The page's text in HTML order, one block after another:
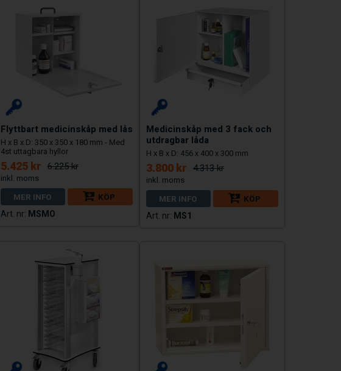
Flyttbart medicinskåp med lås
H x B x D: 350 x 350 x 180 mm - Med
4st uttagbara hyllor
5.425 kr 6.225 kr
MER INFO
KÖP
MSMO
Medicinskåp med 3 fack och
utdragbar låda
H x B x D: 456 x 400 x 300 mm
3.800 kr 4.313 kr
MER INFO
KÖP
MS1